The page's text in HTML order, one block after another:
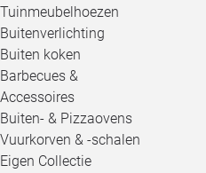
Tuinmeubelhoezen
Buitenverlichting
Buiten koken
Barbecues &
Accessoires
Buiten- & Pizzaovens
Vuurkorven & -schalen
Eigen Collectie